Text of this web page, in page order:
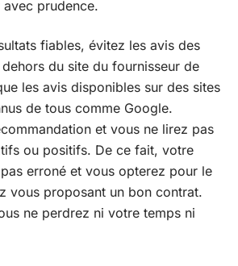
prudence.
fiables, évitez les avis des
du site du fournisseur de
les avis disponibles sur des sites
de tous comme Google.
et vous ne lirez pas
ou positifs. De ce fait, votre
erroné et vous opterez pour le
vous proposant un bon contrat.
ne perdrez ni votre temps ni